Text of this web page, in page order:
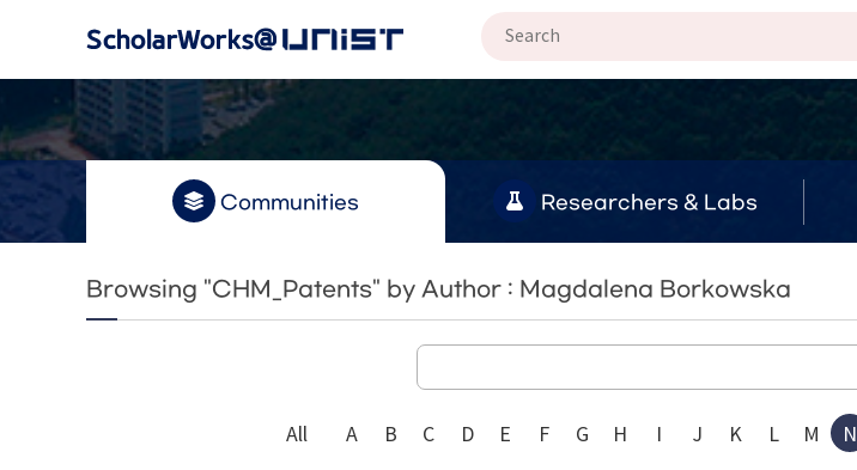
Communities Researchers & Labs
Browsing "CHM_Patents" by Author : Magdalena Borkowska
All A B C D E F G H I J K L M N